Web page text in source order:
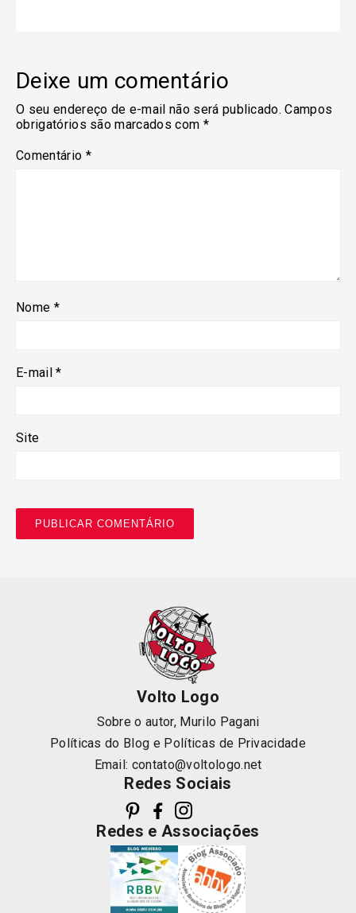
Deixe um comentário
O seu endereço de e-mail não será publicado. Campos
obrigatórios são marcados com *
Comentário *
Nome *
E-mail*
Site
Volto Logo
Sobre o autor, Murilo Pagani
Políticas do Blog e Políticas de Privacidade
Email: contato@voltologo.net
Redes Sociais
Redes e Associações